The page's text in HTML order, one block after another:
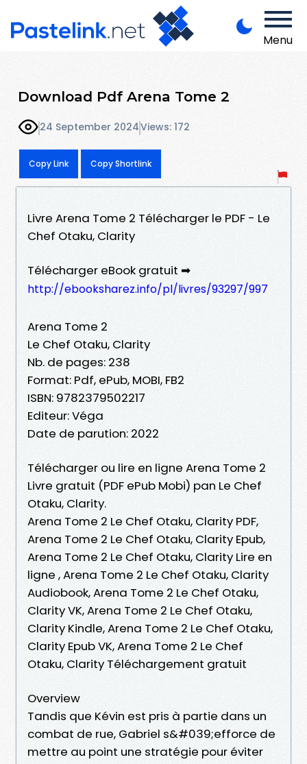
Menu
Download Pdf Arena Tome 2
24 September 2024Views: 172
Copy Link Copy Shortlink
Livre Arena Tome 2 Télécharger le PDF - Le
Chef Otaku, Clarity
Télécharger eBook gratuit ➡
http://ebooksharez.info/pl/livres/93297/997
Arena Tome 2
Le Chef Otaku, Clarity
Nb. de pages: 238
Format: Pdf, ePub, MOBI, FB2
ISBN: 9782379502217
Editeur: Véga
Date de parution: 2022
Télécharger ou lire en ligne Arena Tome 2
Livre gratuit (PDF ePub Mobi) pan Le Chef
Otaku, Clarity.
Arena Tome 2 Le Chef Otaku, Clarity PDF,
Arena Tome 2 Le Chef Otaku, Clarity Epub,
Arena Tome 2 Le Chef Otaku, Clarity Lire en
ligne , Arena Tome 2 Le Chef Otaku, Clarity
Audiobook, Arena Tome 2 Le Chef Otaku,
Clarity VK, Arena Tome 2 Le Chef Otaku,
Clarity Kindle, Arena Tome 2 Le Chef Otaku,
Clarity Epub VK, Arena Tome 2 Le Chef
Otaku, Clarity Téléchargement gratuit
Overview
Tandis que Kévin est pris à partie dans un
combat de rue, Gabriel s&#039;efforce de
mettre au point une stratégie pour éviter